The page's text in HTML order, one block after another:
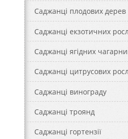
Саджанці плодових дерев
Саджанці екзотичних
Саджанці ягідних
Саджанці цитрусових
Саджанці винограду
Саджанці троянд
Саджанці гортензії